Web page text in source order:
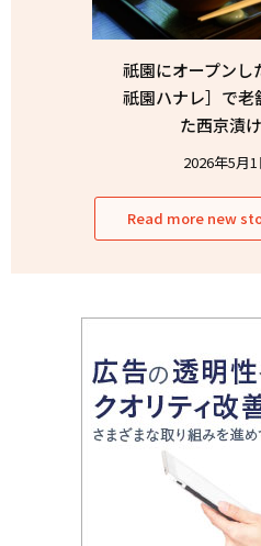
祇園にオープンし
祇園ハナレ］で老
た西京漬
2026年5月
Read more new